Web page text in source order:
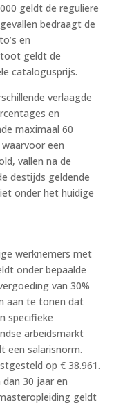
geldt de reguliere
bedraagt de
en
geldt de
catalogusprijs.
verlaagde
en
maximaal 60
een
vallen na de
destijds geldende
onder het huidige
werknemers met
onder bepaalde
van 30%
aan te tonen dat
specifieke
arbeidsmarkt
een salarisnorm.
op € 38.961.
30 jaar en
geldt